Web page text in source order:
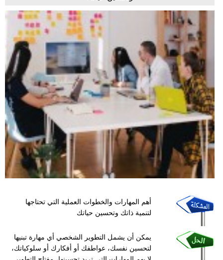
أهم المهارات والخطوات العملية التي تحتاجها
لتنمية ذاتك وتحسين حياتك
يمكن أن يشمل التطوير الشخصي أي مهارة تبنيها
لتحسين نفسك، عواطفك أو أفكارك أو سلوكياتك،